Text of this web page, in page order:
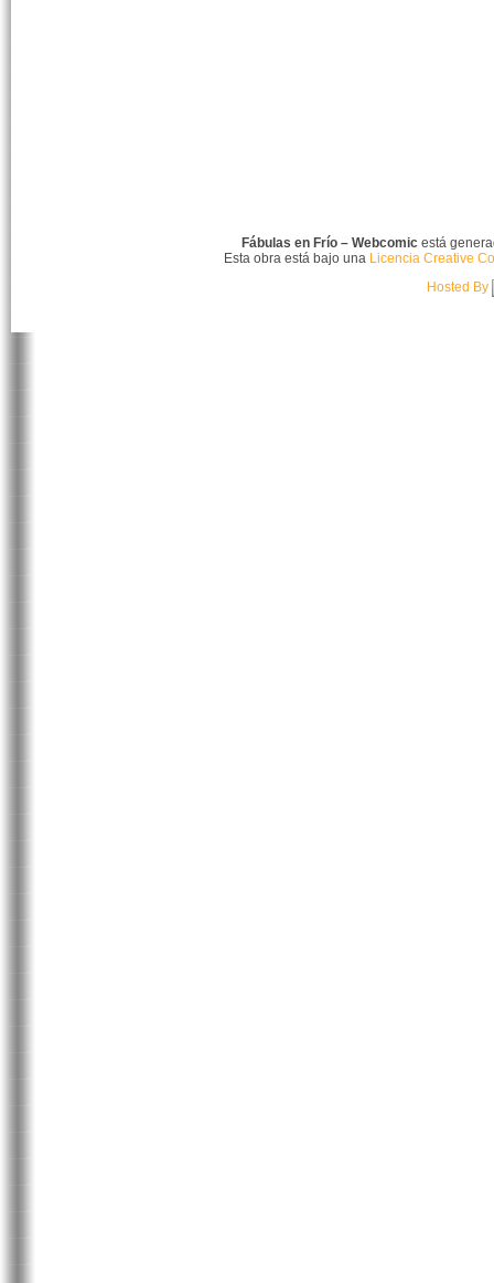
Fábulas en Frío – Webcomicestá
Esta obra está bajo una Licencia Creative
Hosted By